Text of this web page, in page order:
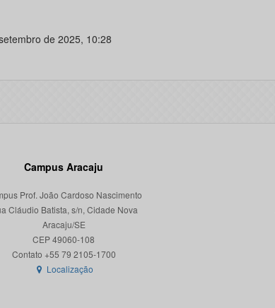
de 2025, 10:28
Campus Aracaju
Prof. João Cardoso Nascimento
Cláudio Batista, s/n, Cidade Nova
Aracaju/SE
CEP 49060-108
Localização